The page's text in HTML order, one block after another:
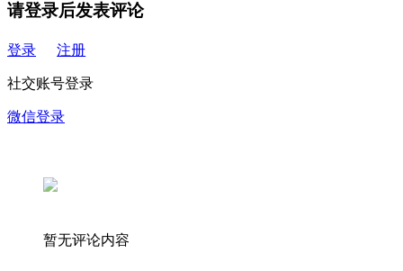
请登录后发表评论
登录 注册
社交账号登录
微信登录
暂无评论内容